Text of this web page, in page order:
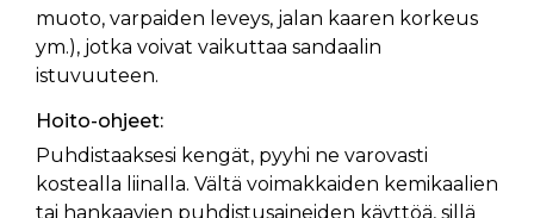
muoto, varpaiden leveys, jalan kaaren korkeus
ym.), jotka voivat vaikuttaa sandaalin
istuvuuteen.
Hoito-ohjeet:
Puhdistaaksesi kengät, pyyhi ne varovasti
kostealla liinalla. Vältä voimakkaiden kemikaalien
tai hankaavien puhdistusaineiden käyttöä, sillä